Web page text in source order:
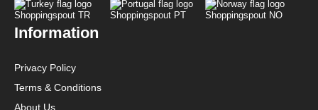
Shoppingspout TR Shoppingspout PT Shoppingspout NO
Information
Privacy Policy
Terms & Conditions
About Us